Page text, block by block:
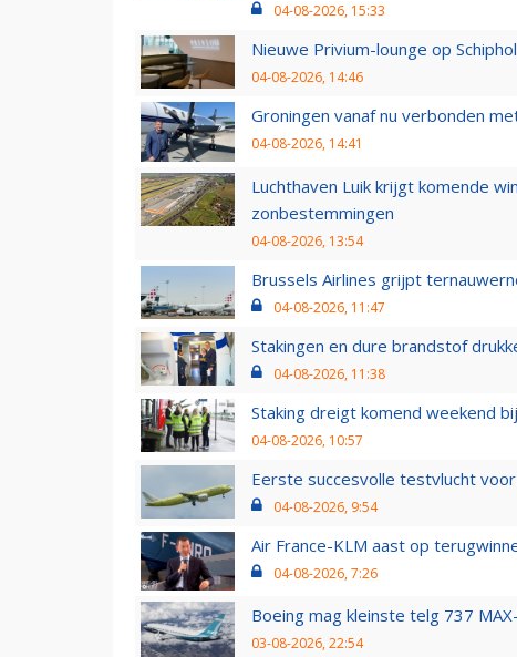
04-08-2026, 15:33
Nieuwe Privium-lounge op
04-08-2026, 14:46
Groningen vanaf nu verbonden
04-08-2026, 14:41
Luchthaven Luik krijgt komende
zonbestemmingen
04-08-2026, 13:54
Brussels Airlines grijpt
04-08-2026, 11:47
Stakingen en dure brandstof
04-08-2026, 11:38
Staking dreigt komend weekend
04-08-2026, 10:57
Eerste succesvolle testvlucht
04-08-2026, 9:54
Air France-KLM aast op
04-08-2026, 7:26
Boeing mag kleinste telg 737
03-08-2026, 22:54